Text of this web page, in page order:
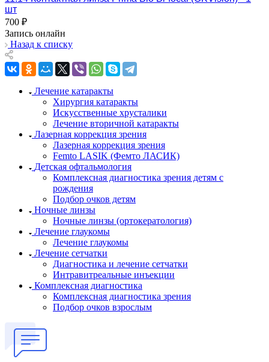
шт
700 ₽
Запись онлайн
Назад к списку
Лечение катаракты
Хирургия катаракты
Искусственные хрусталики
Лечение вторичной катаракты
Лазерная коррекция зрения
Лазерная коррекция зрения
Femto LASIK (Фемто ЛАСИК)
Детская офтальмология
Комплексная диагностика зрения детям c
рождения
Подбор очков детям
Ночные линзы
Ночные линзы (ортокератология)
Лечение глаукомы
Лечение глаукомы
Лечение сетчатки
Диагностика и лечение сетчатки
Интравитреальные инъекции
Комплексная диагностика
Комплексная диагностика зрения
Подбор очков взрослым